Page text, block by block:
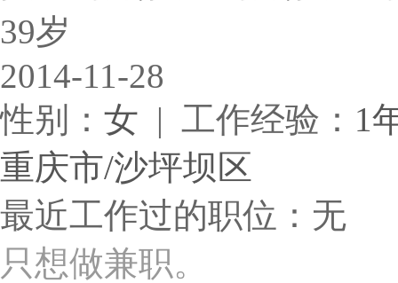
39岁
2014-11-28
性别： 女 | 工作经验： 1
重庆市/沙坪坝区
最近工作过的职位：无
只想做兼职。